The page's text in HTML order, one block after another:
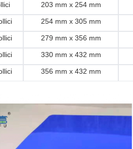
203 mm x 254 mm
254 mm x 305 mm
279 mm x 356 mm
330 mm x 432 mm
356 mm x 432 mm